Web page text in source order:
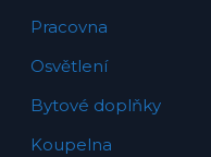
Pracovna
Osvětlení
Bytové doplňky
Koupelna